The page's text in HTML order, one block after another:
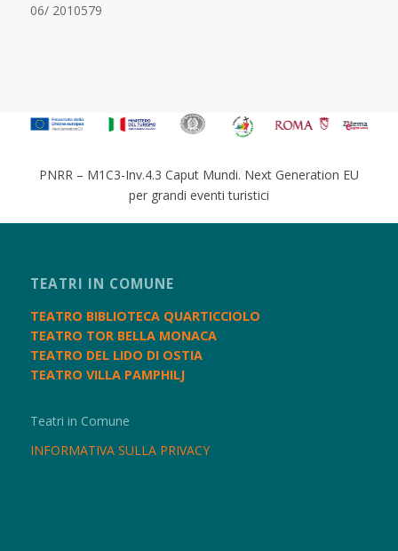
06/ 2010579
PNRR – M1C3-Inv.4.3 Caput Mundi. Next Generation EU
per grandi eventi turistici
TEATRI IN COMUNE
TEATRO BIBLIOTECA QUARTICCIOLO
TEATRO TOR BELLA MONACA
TEATRO DEL LIDO DI OSTIA
TEATRO VILLA PAMPHILJ
Teatri in Comune
INFORMATIVA SULLA PRIVACY